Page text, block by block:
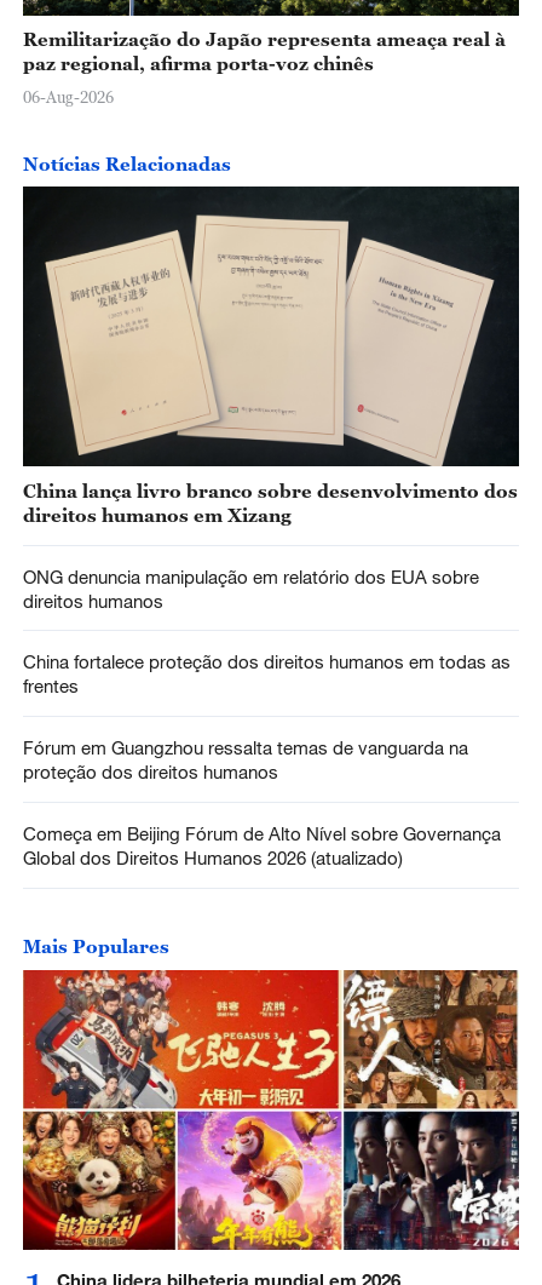
Remilitarização do Japão representa ameaça real à
paz regional, afirma porta-voz chinês
06-Aug-2026
Notícias Relacionadas
China lança livro branco sobre desenvolvimento dos
direitos humanos em Xizang
ONG denuncia manipulação em relatório dos EUA sobre
direitos humanos
China fortalece proteção dos direitos humanos em todas as
frentes
Fórum em Guangzhou ressalta temas de vanguarda na
proteção dos direitos humanos
Começa em Beijing Fórum de Alto Nível sobre Governança
Global dos Direitos Humanos 2026 (atualizado)
Mais Populares
China lidera bilheteria mundial em 2026